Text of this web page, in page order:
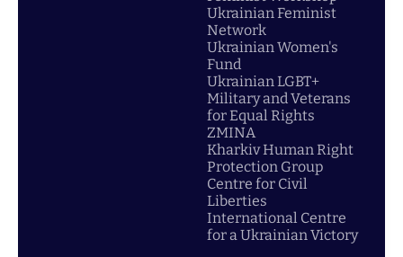
Ukrainian Feminist
Network
Ukrainian Women's
Fund
Ukrainian LGBT+
Military and Veterans
for Equal Rights
ZMINA
Kharkiv Human Right
Protection Group
Centre for Civil
Liberties
International Centre
for a Ukrainian Victory